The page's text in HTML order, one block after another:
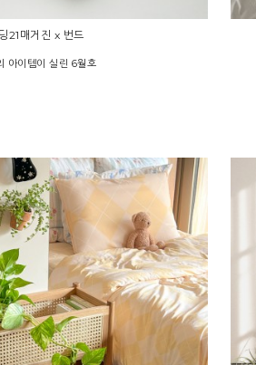
21매거진 x 번드
아이템이 실린 6월호